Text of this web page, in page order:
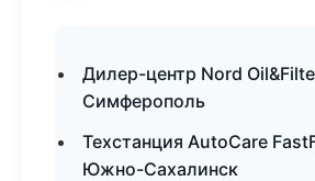
Дилер-центр Nord
Симферополь
Техстанция AutoCare
Южно-Сахалинск